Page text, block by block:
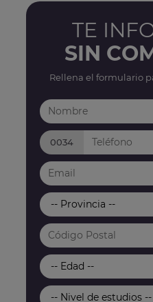
TE
SIN
Rellena el formulario
0034